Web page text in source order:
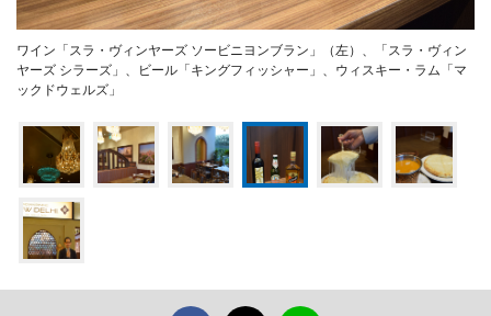
ワイン「スラ・ヴィンヤーズ ソービニヨンブラン」（左）、「スラ・ヴィン
ヤーズ シラーズ」、ビール「キングフィッシャー」、ウィスキー・ラム「マ
ックドウェルズ」